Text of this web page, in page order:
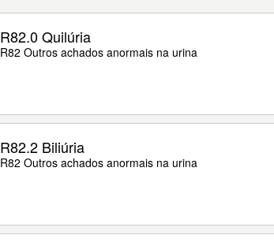
R82.0 Quilúria
R82 Outros achados anormais na urina
R82.2 Biliúria
R82 Outros achados anormais na urina